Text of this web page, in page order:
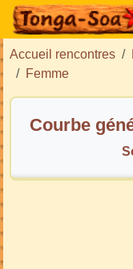
Accueil rencontres
Femme
Courbe